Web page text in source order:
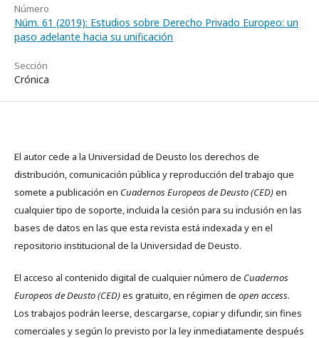
Número
Núm. 61 (2019): Estudios sobre Derecho Privado Europeo: un
paso adelante hacia su unificación
Sección
Crónica
El autor cede a la Universidad de Deusto los derechos de
distribución, comunicación pública y reproducción del trabajo que
somete a publicación en Cuadernos Europeos de Deusto (CED)en
cualquier tipo de soporte, incluida la cesión para su inclusión en las
bases de datos en las que esta revista está indexada y en el
repositorio institucional de la Universidad de Deusto.
El acceso al contenido digital de cualquier número de Cuadernos
Europeos de Deusto (CED)es gratuito, en régimen de open access.
Los trabajos podrán leerse, descargarse, copiar y difundir, sin fines
comerciales y según lo previsto por la ley inmediatamente después